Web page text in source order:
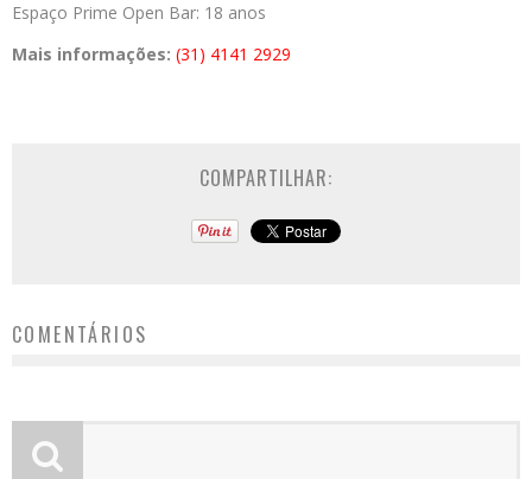
Espaço Prime Open Bar: 18 anos
Mais informações: (31) 4141 2929
COMPARTILHAR:
COMENTÁRIOS